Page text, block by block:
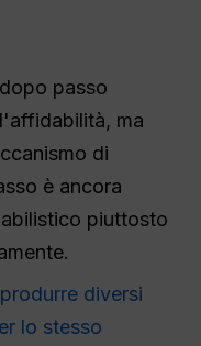
passo
ma
di
è ancora
piuttosto
diversi
lo stesso